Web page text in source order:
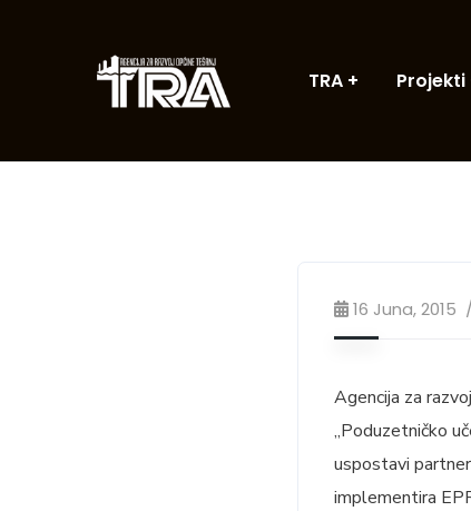
TRA Projekti
16 Juna, 2015
Agencija za
„Poduzetničko
uspostavi
implementira